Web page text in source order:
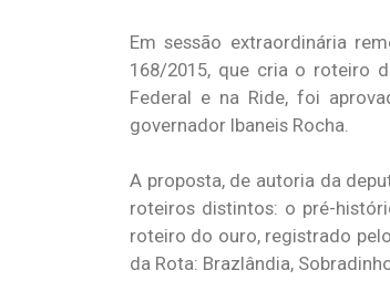
Em sessão extraordinária
168/2015, que cria o roteiro
Federal e na Ride, foi
governador Ibaneis Rocha.
A proposta, de autoria da
roteiros distintos: o pré-
roteiro do ouro, registrado
da Rota: Brazlândia,